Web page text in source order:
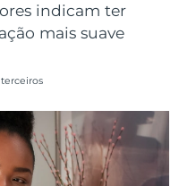
indicam ter
mais suave